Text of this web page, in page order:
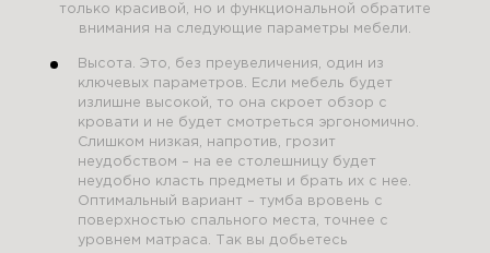
только красивой, но и функциональной обратите
внимания на следующие параметры мебели.
Высота. Это, без преувеличения, один из
ключевых параметров. Если мебель будет
излишне высокой, то она скроет обзор с
кровати и не будет смотреться эргономично.
Слишком низкая, напротив, грозит
неудобством – на ее столешницу будет
неудобно класть предметы и брать их с нее.
Оптимальный вариант – тумба вровень с
поверхностью спального места, точнее с
уровнем матраса. Так вы добьетесь